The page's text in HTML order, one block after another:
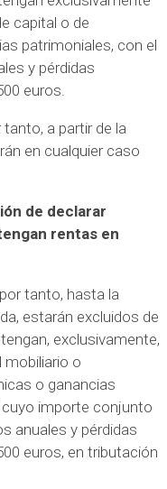
capital o de
patrimoniales, con el
y pérdidas
euros.
tanto, a partir de la
en cualquier caso
de declarar
rentas en
por tanto, hasta la
estarán excluidos de
exclusivamente,
mobiliario o
o ganancias
importe conjunto
anuales y pérdidas
euros, en tributación